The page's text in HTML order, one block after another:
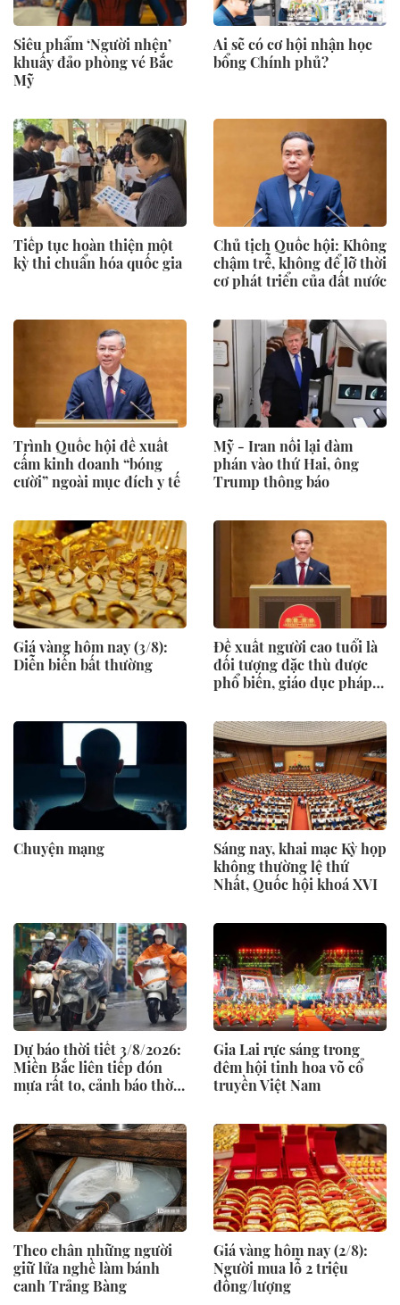
Siêu phẩm ‘Người nhện’
khuấy đảo phòng vé Bắc
Mỹ
Ai sẽ có cơ hội nhận học
bổng Chính phủ?
Tiếp tục hoàn thiện một
kỳ thi chuẩn hóa quốc gia
Chủ tịch Quốc hội: Không
chậm trễ, không để lỡ thời
cơ phát triển của đất nước
Trình Quốc hội đề xuất
cấm kinh doanh “bóng
cười” ngoài mục đích y tế
Mỹ - Iran nối lại đàm
phán vào thứ Hai, ông
Trump thông báo
Giá vàng hôm nay (3/8):
Diễn biến bất thường
Đề xuất người cao tuổi là
đối tượng đặc thù được
phổ biến, giáo dục pháp
Chuyện mạng
Sáng nay, khai mạc Kỳ họp
không thường lệ thứ
Nhất, Quốc hội khoá XVI
Dự báo thời tiết 3/8/2026:
Miền Bắc liên tiếp đón
mưa rất to, cảnh báo thời
Gia Lai rực sáng trong
đêm hội tinh hoa võ cổ
truyền Việt Nam
Theo chân những người
giữ lửa nghề làm bánh
canh Trảng Bàng
Giá vàng hôm nay (2/8):
Người mua lỗ 2 triệu
đồng/lượng